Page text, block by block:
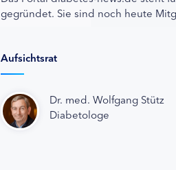
gegründet. Sie sind noch heute
Aufsichtsrat
Dr. med. Wolfgang Stütz
Diabetologe